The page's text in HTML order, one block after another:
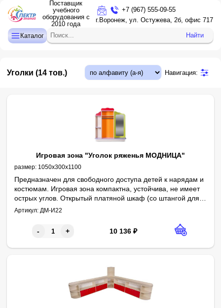
Поставщик
учебного
оборудования с
2010 года
+7 (967) 555-09-55
г.Воронеж, ул. Остужева, 2б, офис 717
Каталог
ДЕТСКИЙ САД
НАЧАЛЬНАЯ ШКОЛА
ДОПОЛНИТЕЛЬНОЕ ОБРАЗОВАНИЕ
Найти
Уголки (14 тов.) Навигация:
Игровая зона "Уголок ряженья МОДНИЦА"
размер: 1050х300х1100
Предназначен для свободного доступа детей к нарядам и
костюмам. Игровая зона компактна, устойчива, не имеет
острых углов. Открытый платяной шкаф (со штангой для
плечиков) приучает детей к аккуратности. Большое
Артикул: ДМ-И22
- + 10 136 ₽